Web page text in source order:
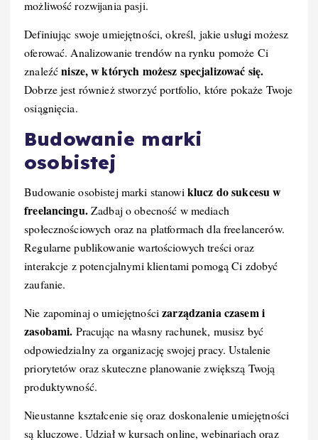
możliwość rozwijania pasji.
Definiując swoje umiejętności, określ, jakie usługi możesz
oferować. Analizowanie trendów na rynku pomoże Ci
znaleźćnisze, w których możesz specjalizować się.
Dobrze jest również stworzyć portfolio, które pokaże Twoje
osiągnięcia.
Budowanie marki
osobistej
Budowanie osobistej marki stanowi klucz do sukcesu w
freelancingu.Zadbaj o obecność w mediach
społecznościowych oraz na platformach dla freelancerów.
Regularne publikowanie wartościowych treści oraz
interakcje z potencjalnymi klientami pomogą Ci zdobyć
zaufanie.
Nie zapominaj o umiejętnościzarządzania czasem i
zasobami. Pracując na własny rachunek, musisz być
odpowiedzialny za organizację swojej pracy. Ustalenie
priorytetów oraz skuteczne planowanie zwiększą Twoją
produktywność.
Nieustanne kształcenie się oraz doskonalenie umiejętności
są kluczowe. Udział w kursach online, webinariach oraz